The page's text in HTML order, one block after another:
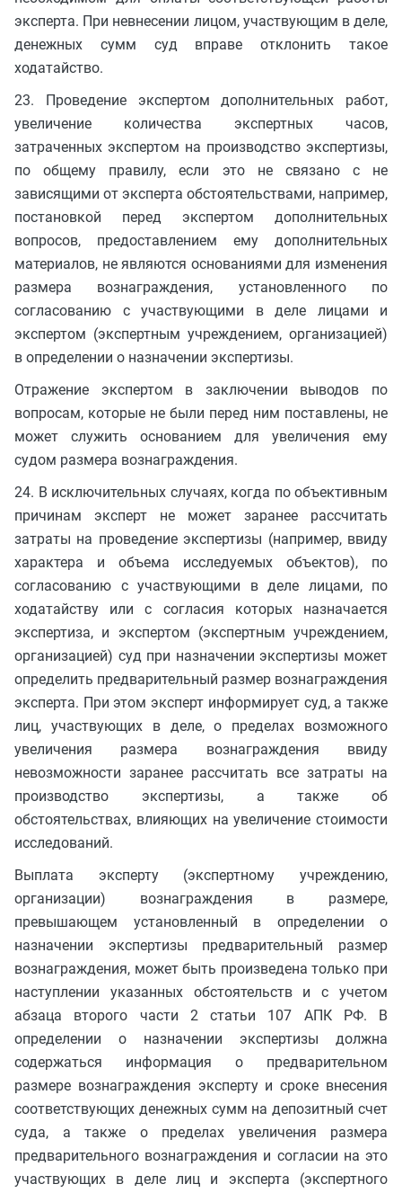
эксперта. При невнесении лицом, участвующим в деле,
денежных сумм суд вправе отклонить такое
ходатайство.
23. Проведение экспертом дополнительных работ,
увеличение количества экспертных часов,
затраченных экспертом на производство экспертизы,
по общему правилу, если это не связано с не
зависящими от эксперта обстоятельствами, например,
постановкой перед экспертом дополнительных
вопросов, предоставлением ему дополнительных
материалов, не являются основаниями для изменения
размера вознаграждения, установленного по
согласованию с участвующими в деле лицами и
экспертом (экспертным учреждением, организацией)
в определении о назначении экспертизы.
Отражение экспертом в заключении выводов по
вопросам, которые не были перед ним поставлены, не
может служить основанием для увеличения ему
судом размера вознаграждения.
24. В исключительных случаях, когда по объективным
причинам эксперт не может заранее рассчитать
затраты на проведение экспертизы (например, ввиду
характера и объема исследуемых объектов), по
согласованию с участвующими в деле лицами, по
ходатайству или с согласия которых назначается
экспертиза, и экспертом (экспертным учреждением,
организацией) суд при назначении экспертизы может
определить предварительный размер вознаграждения
эксперта. При этом эксперт информирует суд, а также
лиц, участвующих в деле, о пределах возможного
увеличения размера вознаграждения ввиду
невозможности заранее рассчитать все затраты на
производство экспертизы, а также об
обстоятельствах, влияющих на увеличение стоимости
исследований.
Выплата эксперту (экспертному учреждению,
организации) вознаграждения в размере,
превышающем установленный в определении о
назначении экспертизы предварительный размер
вознаграждения, может быть произведена только при
наступлении указанных обстоятельств и с учетом
абзаца второго части 2 статьи 107 АПК РФ. В
определении о назначении экспертизы должна
содержаться информация о предварительном
размере вознаграждения эксперту и сроке внесения
соответствующих денежных сумм на депозитный счет
суда, а также о пределах увеличения размера
предварительного вознаграждения и согласии на это
участвующих в деле лиц и эксперта (экспертного